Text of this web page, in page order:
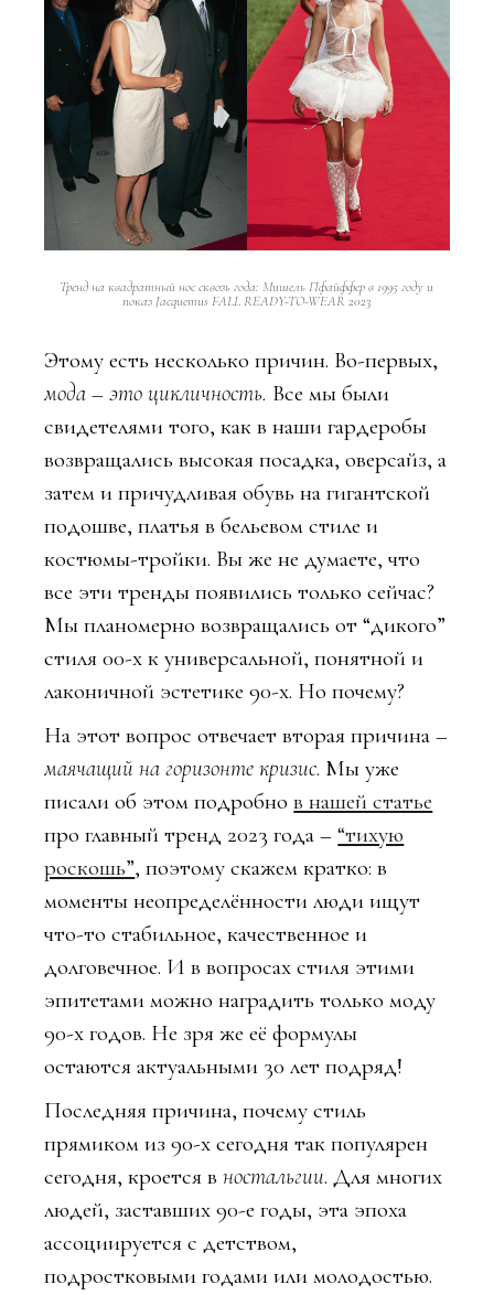
Тренд на квадратный нос сквозь года: Мишель Пфайффер в 1995 году и
показ Jacquemus FALL READY-TO-WEAR 2023
Этому есть несколько причин. Во-первых,
мода – это цикличность. Все мы были
свидетелями того, как в наши гардеробы
возвращались высокая посадка, оверсайз, а
затем и причудливая обувь на гигантской
подошве, платья в бельевом стиле и
костюмы-тройки. Вы же не думаете, что
все эти тренды появились только сейчас?
Мы планомерно возвращались от “дикого”
стиля 00-х к универсальной, понятной и
лаконичной эстетике 90-х. Но почему?
На этот вопрос отвечает вторая причина –
маячащий на горизонте кризис. Мы уже
писали об этом подробнов нашей статье
про главный тренд 2023 года –“тихую
роскошь”, поэтому скажем кратко: в
моменты неопределённости люди ищут
что-то стабильное, качественное и
долговечное. И в вопросах стиля этими
эпитетами можно наградить только моду
90-х годов. Не зря же её формулы
остаются актуальными 30 лет подряд!
Последняя причина, почему стиль
прямиком из 90-х сегодня так популярен
сегодня, кроется вностальгии. Для многих
людей, заставших 90-е годы, эта эпоха
ассоциируется с детством,
подростковыми годами или молодостью.